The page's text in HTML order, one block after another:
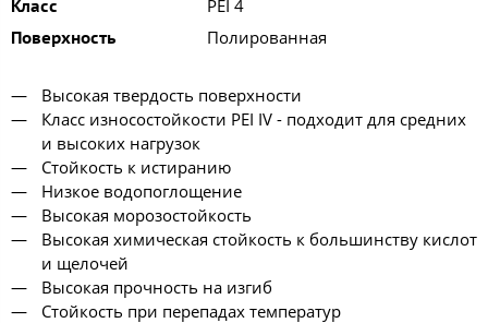
Класс PEI 4
Поверхность Полированная
Высокая твердость поверхности
Класс износостойкости PEI IV - подходит для средних
и высоких нагрузок
Стойкость к истиранию
Низкое водопоглощение
Высокая морозостойкость
Высокая химическая стойкость к большинству кислот
и щелочей
Высокая прочность на изгиб
Стойкость при перепадах температур